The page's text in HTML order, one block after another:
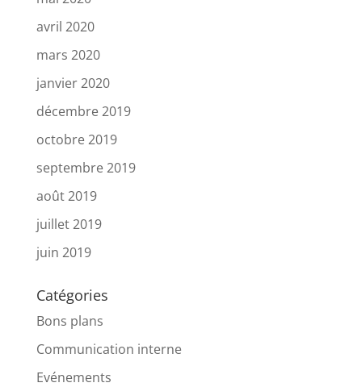
avril 2020
mars 2020
janvier 2020
décembre 2019
octobre 2019
septembre 2019
août 2019
juillet 2019
juin 2019
Catégories
Bons plans
Communication interne
Evénements